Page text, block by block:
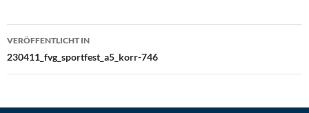
Beitragsnavigation
VERÖFFENTLICHT IN
230411_fvg_sportfest_a5_korr-746